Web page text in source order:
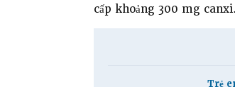
cấp khoảng 300 mg canxi.
Trẻ